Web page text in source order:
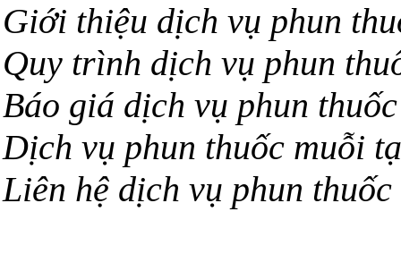
Giới thiệu dịch vụ phun
Quy trình dịch vụ phun
Báo giá dịch vụ phun
Dịch vụ phun thuốc muỗi
Liên hệ dịch vụ phun